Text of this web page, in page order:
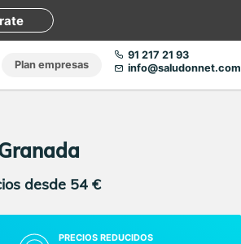
Plan empresas
91 217 21 93
info@saludonnet.com
desde 54 €
PRECIOS REDUCIDOS